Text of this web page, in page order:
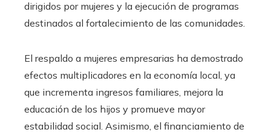
dirigidos por mujeres y la ejecución de programas
destinados al fortalecimiento de las comunidades.
El respaldo a mujeres empresarias ha demostrado
efectos multiplicadores en la economía local, ya
que incrementa ingresos familiares, mejora la
educación de los hijos y promueve mayor
estabilidad social. Asimismo, el financiamiento de